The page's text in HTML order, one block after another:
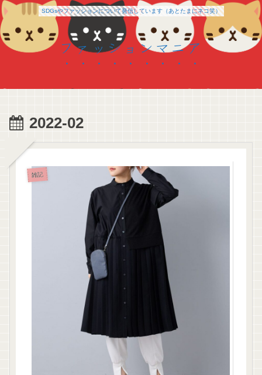
SDGsやファッションについて発信しています（あとたまにネコ笑）
ファッションマニア
2022-02
雑記